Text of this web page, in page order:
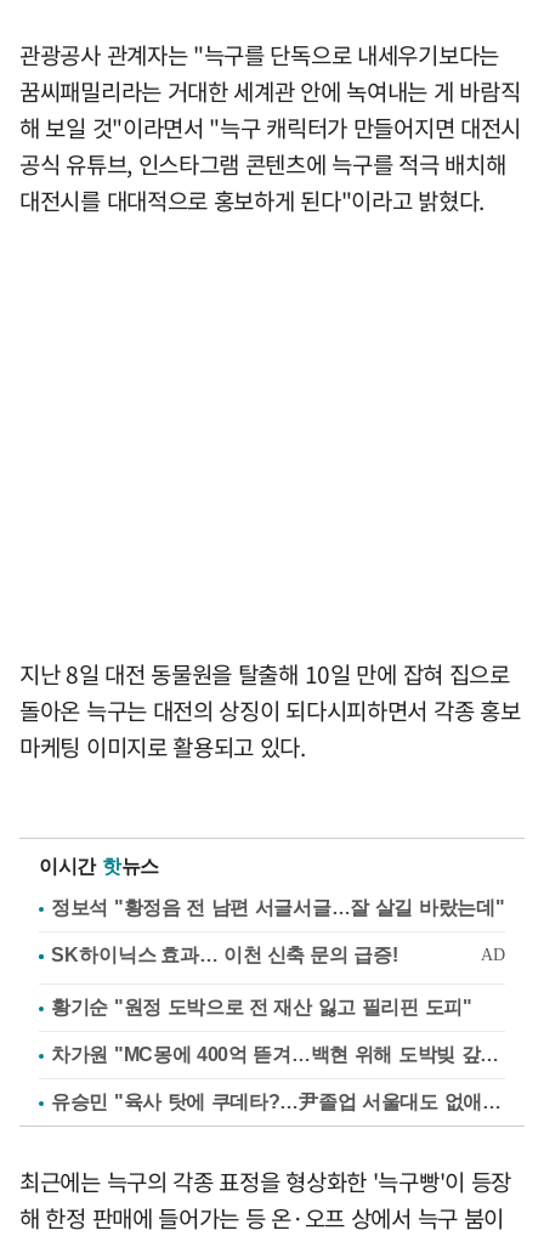
관광공사 관계자는 "늑구를 단독으로 내세우기보다는
꿈씨패밀리라는 거대한 세계관 안에 녹여내는 게 바람직
해 보일 것"이라면서 "늑구 캐릭터가 만들어지면 대전시
공식 유튜브, 인스타그램 콘텐츠에 늑구를 적극 배치해
대전시를 대대적으로 홍보하게 된다"이라고 밝혔다.
지난 8일 대전 동물원을 탈출해 10일 만에 잡혀 집으로
돌아온 늑구는 대전의 상징이 되다시피하면서 각종 홍보
마케팅 이미지로 활용되고 있다.
이시간 핫뉴스
정보석 "황정음 전 남편 서글서글…잘 살길 바랐는데"
황기순 "원정 도박으로 전 재산 잃고 필리핀 도피"
차가원 "MC몽에 400억 뜯겨…백현 위해 도박빚 갚아줘"
유승민 "육사 탓에 쿠데타?…尹졸업 서울대도 없애나"
최근에는 늑구의 각종 표정을 형상화한 '늑구빵'이 등장
해 한정 판매에 들어가는 등 온·오프 상에서 늑구 붐이